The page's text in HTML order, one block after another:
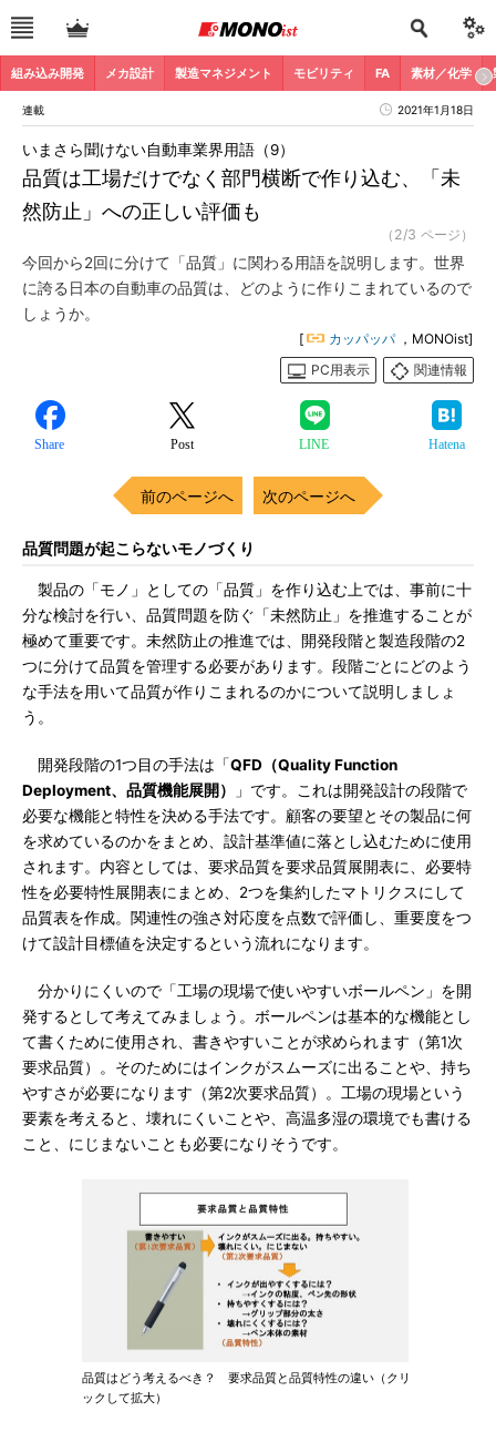
組み込み開発 メカ設計 製造マネジメント モビリティ FA 素材／化学
連載 2021年1月18日
品質は工場だけでなく部門横断で作り込む、「未
然防止」への正しい評価も
いまさら聞けない自動車業界用語（9）
（2/3 ページ）
今回から2回に分けて「品質」に関わる用語を説明します。世界
に誇る日本の自動車の品質は、どのように作りこまれているので
しょうか。
[ カッパッパ ，MONOist]
PC用表示
関連情報
Share Post LINE Hatena
前のページへ 次のページへ
品質問題が起こらないモノづくり
製品の「モノ」としての「品質」を作り込む上では、事前に十
分な検討を行い、品質問題を防ぐ「未然防止」を推進することが
極めて重要です。未然防止の推進では、開発段階と製造段階の2
つに分けて品質を管理する必要があります。段階ごとにどのよう
な手法を用いて品質が作りこまれるのかについて説明しましょ
う。
開発段階の1つ目の手法は「QFD（Quality Function
Deployment、品質機能展開）
」です。これは開発設計の段階で
必要な機能と特性を決める手法です。顧客の要望とその製品に何
を求めているのかをまとめ、設計基準値に落とし込むために使用
されます。内容としては、要求品質を要求品質展開表に、必要特
性を必要特性展開表にまとめ、2つを集約したマトリクスにして
品質表を作成。関連性の強さ対応度を点数で評価し、重要度をつ
けて設計目標値を決定するという流れになります。
分かりにくいので「工場の現場で使いやすいボールペン」を開
発するとして考えてみましょう。ボールペンは基本的な機能とし
て書くために使用され、書きやすいことが求められます（第1次
要求品質）。そのためにはインクがスムーズに出ることや、持ち
やすさが必要になります（第2次要求品質）。工場の現場という
要素を考えると、壊れにくいことや、高温多湿の環境でも書ける
こと、にじまないことも必要になりそうです。
品質はどう考えるべき？ 要求品質と品質特性の違い（クリ
ックして拡大）